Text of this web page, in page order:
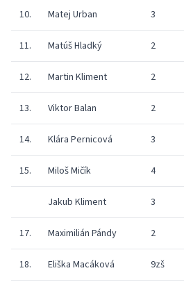
10. Matej Urban 3
11. Matúš Hladký 2
12. Martin Kliment 2
13. Viktor Balan 2
14. Klára Pernicová 3
15. Miloš Mičík 4
Jakub Kliment 3
17. Maximilián Pándy 2
18. Eliška Macáková 9zš